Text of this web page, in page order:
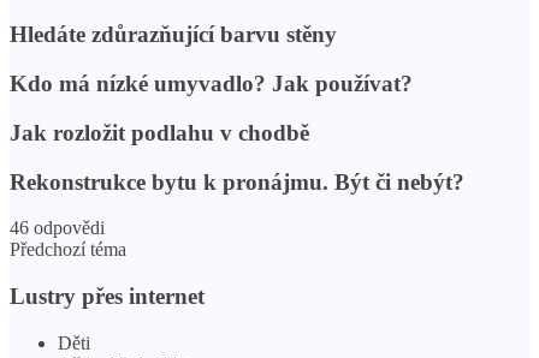
Hledáte zdůrazňující barvu stěny
Kdo má nízké umyvadlo? Jak používat?
Jak rozložit podlahu v chodbě
Rekonstrukce bytu k pronájmu. Být či nebýt?
46 odpovědi
Předchozí téma
Lustry přes internet
Děti